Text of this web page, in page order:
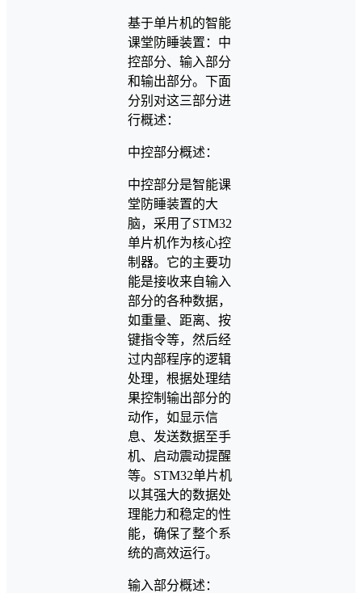
基于单片机的智能
课堂防睡装置：中
控部分、输入部分
和输出部分。下面
分别对这三部分进
行概述：
中控部分概述：
中控部分是智能课
堂防睡装置的大
脑，采用了STM32
单片机作为核心控
制器。它的主要功
能是接收来自输入
部分的各种数据，
如重量、距离、按
键指令等，然后经
过内部程序的逻辑
处理，根据处理结
果控制输出部分的
动作，如显示信
息、发送数据至手
机、启动震动提醒
等。STM32单片机
以其强大的数据处
理能力和稳定的性
能，确保了整个系
统的高效运行。
输入部分概述：